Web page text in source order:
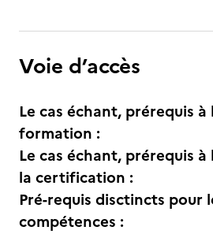
Voie d’accès
Le cas échant, prérequis à
formation :
Le cas échant, prérequis
la certification :
Pré-requis disctincts pour
compétences :